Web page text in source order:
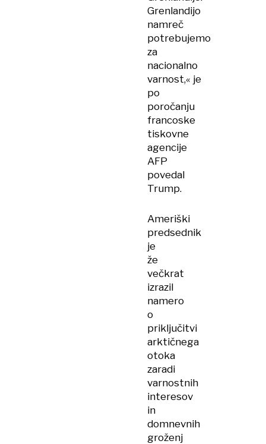
Grenlandijo
namreč
potrebujemo
za
nacionalno
varnost,« je
po
poročanju
francoske
tiskovne
agencije
AFP
povedal
Trump.
Ameriški
predsednik
je
že
večkrat
izrazil
namero
o
priključitvi
arktičnega
otoka
zaradi
varnostnih
interesov
in
domnevnih
groženj